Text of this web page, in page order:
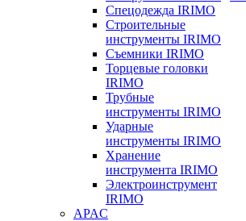
Спецодежда IRIMO
Строительные
инструменты IRIMO
Съемники IRIMO
Торцевые головки
IRIMO
Трубные
инструменты IRIMO
Ударные
инструменты IRIMO
Хранение
инструмента IRIMO
Электроинструмент
IRIMO
APAC